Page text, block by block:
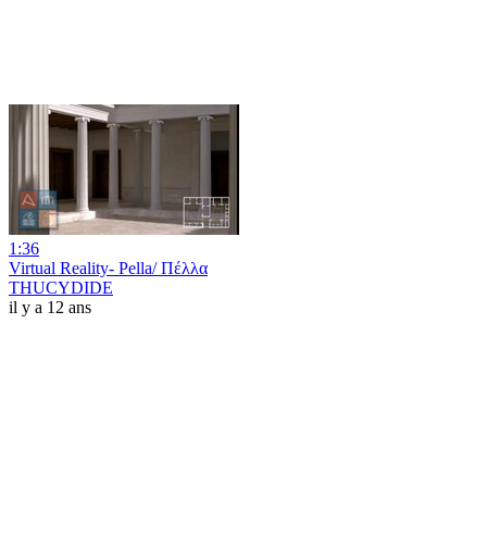
1:36
Virtual Reality- Pella/ Πέλλα
THUCYDIDE
il y a 12 ans